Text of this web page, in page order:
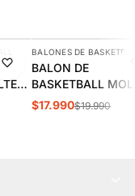
-10%
BALONES DE
BALON DE
BASKETBALL
BG2000 LNB N°6 |
$17.990$19.990